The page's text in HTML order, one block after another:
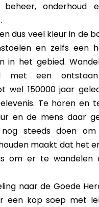
beheer, onderhoud
dus veel kleur in de
en zelfs een
in het gebied.
met een
wel 150000 jaar
Te horen en
en de mens daar
steeds doen om
maakt dat het
om er te wandelen
naar de Goede
een kop soep met